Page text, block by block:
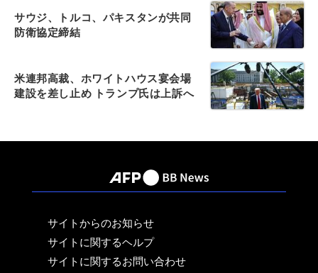
サウジ、トルコ、パキスタンが共同
防衛協定締結
米連邦高裁、ホワイトハウス宴会場
建設を差し止め トランプ氏は上訴へ
サイトからのお知らせ
サイトに関するヘルプ
サイトに関するお問い合わせ